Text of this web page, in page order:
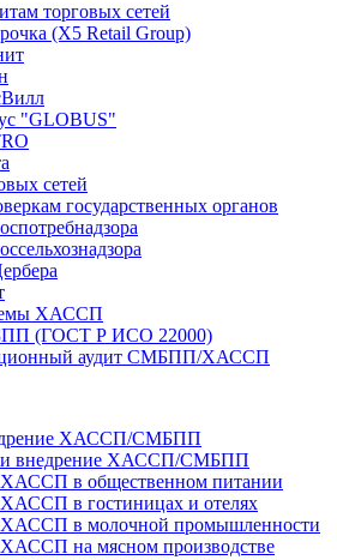
торговых сетей
(X5 Retail Group)
"GLOBUS"
сетей
государственных органов
ХАССП
(ГОСТ Р ИСО 22000)
аудит СМБПП/ХАССП
ХАССП/СМБПП
и внедрение ХАССП/СМБПП
ХАССП в общественном питании
ХАССП в гостиницах и отелях
ХАССП в молочной промышленности
ХАССП на мясном производстве